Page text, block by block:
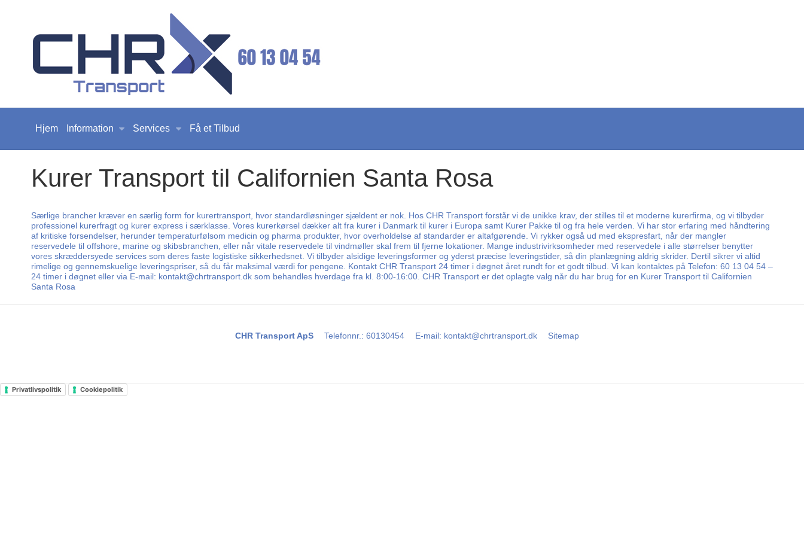
Hjem Information Services Få et Tilbud
Kurer Transport til Californien Santa Rosa
Særlige brancher kræver en særlig form for kurertransport, hvor standardløsninger sjældent er nok. Hos CHR Transport forstår vi de unikke krav, der stilles til et moderne kurerfirma, og vi tilbyder
professionel kurerfragt og kurer express i særklasse. Vores kurerkørsel dækker alt fra kurer i Danmark til kurer i Europa samt Kurer Pakke til og fra hele verden. Vi har stor erfaring med håndtering
af kritiske forsendelser, herunder temperaturfølsom medicin og pharma produkter, hvor overholdelse af standarder er altafgørende. Vi rykker også ud med ekspresfart, når der mangler
reservedele til offshore, marine og skibsbranchen, eller når vitale reservedele til vindmøller skal frem til fjerne lokationer. Mange industrivirksomheder med reservedele i alle størrelser benytter
vores skræddersyede services som deres faste logistiske sikkerhedsnet. Vi tilbyder alsidige leveringsformer og yderst præcise leveringstider, så din planlægning aldrig skrider. Dertil sikrer vi altid
rimelige og gennemskuelige leveringspriser, så du får maksimal værdi for pengene. Kontakt CHR Transport 24 timer i døgnet året rundt for et godt tilbud. Vi kan kontaktes på Telefon: 60 13 04 54 –
24 timer i døgnet eller via E-mail: kontakt@chrtransport.dk som behandles hverdage fra kl. 8:00-16:00. CHR Transport er det oplagte valg når du har brug for en Kurer Transport til Californien
Santa Rosa
CHR Transport ApS Telefonnr. : 60130454 E-mail: kontakt@chrtransport.dk Sitemap
Privatlivspolitik Cookiepolitik